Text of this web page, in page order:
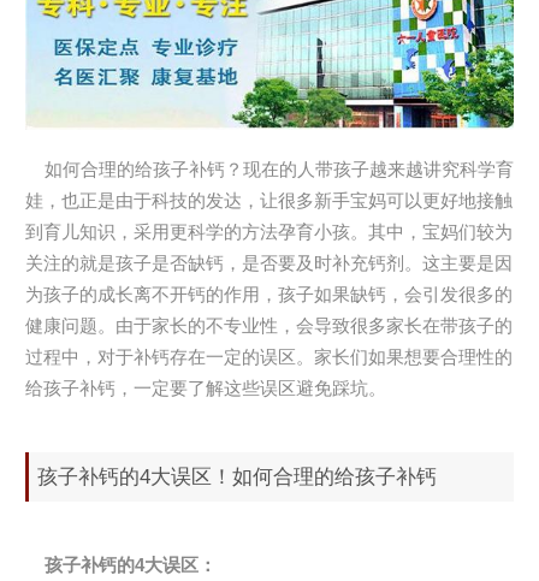
如何合理的给孩子补钙？现在的人带孩子越来越讲究科学育
娃，也正是由于科技的发达，让很多新手宝妈可以更好地接触
到育儿知识，采用更科学的方法孕育小孩。其中，宝妈们较为
关注的就是孩子是否缺钙，是否要及时补充钙剂。这主要是因
为孩子的成长离不开钙的作用，孩子如果缺钙，会引发很多的
健康问题。由于家长的不专业性，会导致很多家长在带孩子的
过程中，对于补钙存在一定的误区。家长们如果想要合理性的
给孩子补钙，一定要了解这些误区避免踩坑。
孩子补钙的4大误区！如何合理的给孩子补钙
孩子补钙的4大误区：